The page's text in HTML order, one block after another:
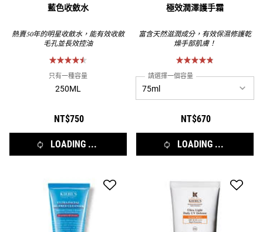
藍色收斂水
熱賣50年的明星收斂水，能有效收斂
毛孔並長效控油
只有一種容量
250ML
NT$750
LOADING ...
極效潤澤護手霜
富含天然滋潤成分，有效保濕修護乾
燥手部肌膚！
請選擇一個容量
NT$670
LOADING ...